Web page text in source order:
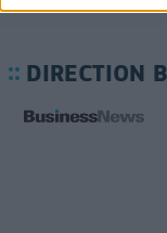
DIRECTION